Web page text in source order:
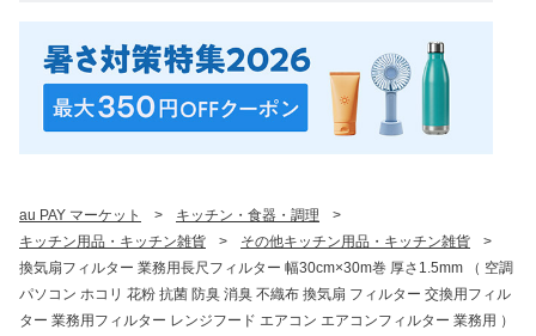
au PAY マーケット > キッチン・食器・調理
>
キッチン用品・キッチン雑貨
> その他キッチン用品・キッチン雑貨
>
換気扇フィルター 業務用長尺フィルター 幅30cm×30m巻 厚さ1.5mm （ 空調
パソコン ホコリ 花粉 抗菌 防臭 消臭 不織布 換気扇 フィルター 交換用フィル
ター 業務用フィルター レンジフード エアコン エアコンフィルター 業務用 ）